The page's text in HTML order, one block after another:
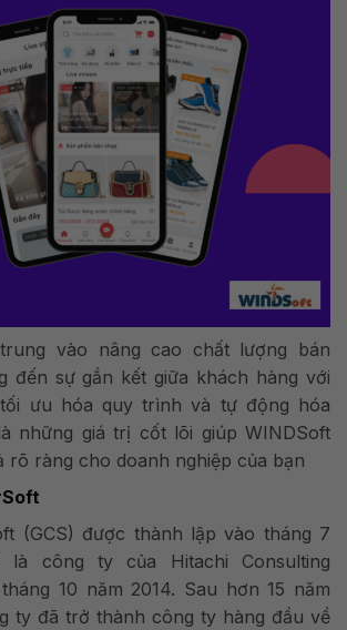
vào nâng cao chất lượng bán
đến sự gắn kết giữa khách hàng với
ưu hóa quy trình và tự động hóa
những giá trị cốt lõi giúp WINDSoft
rõ ràng cho doanh nghiệp của bạn
(GCS) được thành lập vào tháng 7
là công ty của Hitachi Consulting
10 năm 2014. Sau hơn 15 năm
ty đã trở thành công ty hàng đầu về